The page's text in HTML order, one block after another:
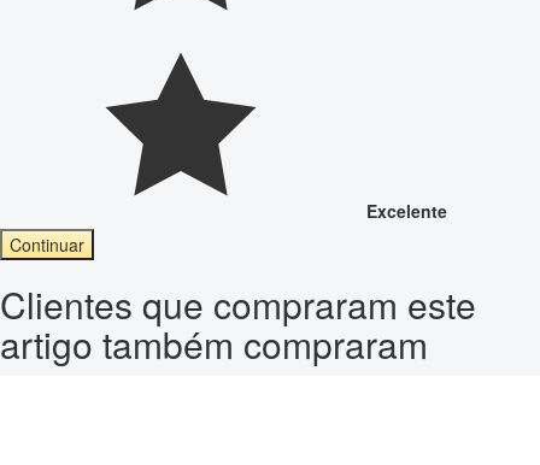
Excelente
Continuar
Clientes que compraram este
artigo também compraram